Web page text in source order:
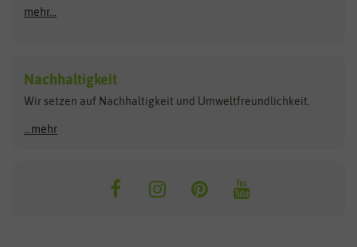
Anzuchtschalen
Heizmatte & Heizkabel
Kokos-Quelltabletten
Zimmergewächshaus
Carl Pabst
Florissa
Flortis
Franchi Sementi
Hortitops
JUB Holland
mehr...
Nachhaltigkeit
Wir setzen auf Nachhaltigkeit und Umweltfreundlichkeit.
...mehr